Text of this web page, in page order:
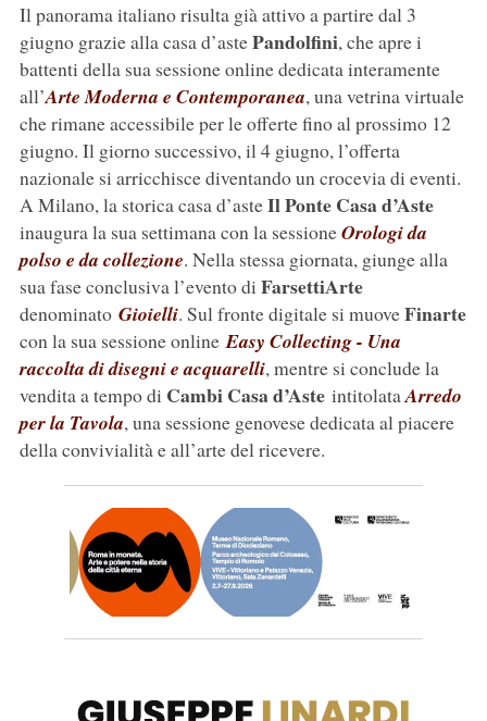
Il panorama italiano risulta già attivo a partire dal 3
giugno grazie alla casa d’astePandolfini, che apre i
battenti della sua sessione online dedicata interamente
all’Arte Moderna e Contemporanea, una vetrina virtuale
che rimane accessibile per le offerte fino al prossimo 12
giugno. Il giorno successivo, il 4 giugno, l’offerta
nazionale si arricchisce diventando un crocevia di eventi.
A Milano, la storica casa d’asteIl PonteCasa d’Aste
inaugura la sua settimana con la sessioneOrologi da
polso e da collezione. Nella stessa giornata, giunge alla
sua fase conclusiva l’evento di FarsettiArte
denominato Gioielli. Sul fronte digitale si muoveFinarte
con la sua sessione onlineEasy Collecting - Una
raccolta di disegni e acquarelli, mentre si conclude la
vendita a tempo di Cambi Casa d’Aste intitolataArredo
per la Tavola, una sessione genovese dedicata al piacere
della convivialità e all’arte del ricevere.